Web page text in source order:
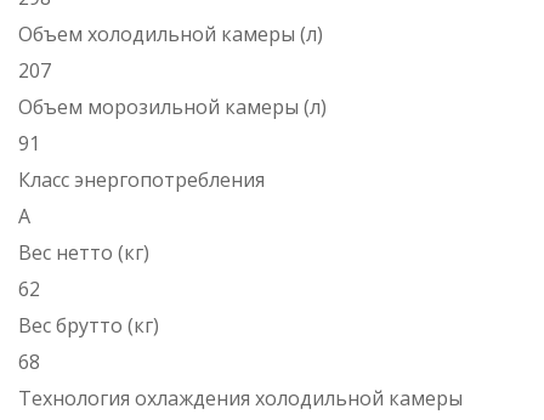
Объем холодильной камеры (л)
207
Объем морозильной камеры (л)
91
Класс энергопотребления
A
Вес нетто (кг)
62
Вес брутто (кг)
68
Технология охлаждения холодильной камеры